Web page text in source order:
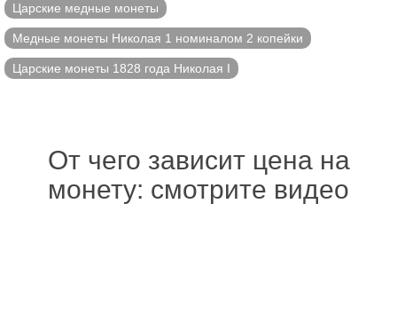
Царские медные монеты
Медные монеты Николая 1 номиналом 2 копейки
Царские монеты 1828 года Николая I
От чего зависит цена на
монету: смотрите видео